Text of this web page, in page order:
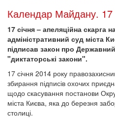
Календар Майдану. 17
17 січня – апеляційна скарга
адміністративний суд міста
підписав закон про
"диктаторські закони".
17 січня 2014 року
збирання підписів охочих
щодо скасування постанови
міста Києва, яка до березня
столиці.